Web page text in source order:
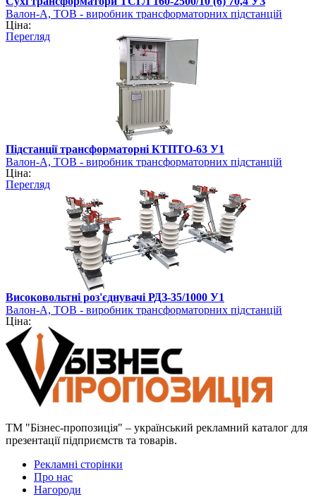
Валон-А, ТОВ - виробник трансформаторних підстанцій
Ціна:
Перегляд
Підстанції трансформаторні КТПТО-63 У1
Валон-А, ТОВ - виробник трансформаторних підстанцій
Ціна:
Перегляд
Високовольтні роз'єднувачі РДЗ-35/1000 У1
Валон-А, ТОВ - виробник трансформаторних підстанцій
Ціна:
ТМ "Бізнес-пропозиція" – український рекламний каталог для
презентації підприємств та товарів.
Рекламні сторінки
Про нас
Нагороди